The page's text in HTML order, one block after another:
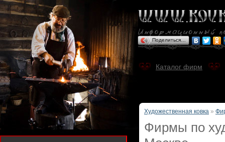
Поделиться…
Каталог фирм
Художественная ковка »
Фирмы по